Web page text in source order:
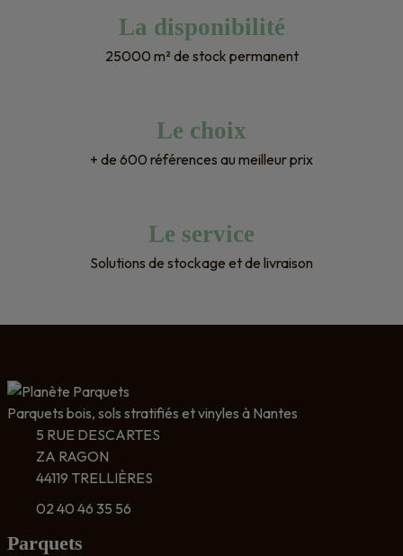
La disponibilité
25000 m² de stock permanent
Le choix
+ de 600 références au meilleur prix
Le service
Solutions de stockage et de livraison
Parquets bois, sols stratifiés et vinyles à Nantes
5 RUE DESCARTES
ZA RAGON
44119 TRELLIÈRES
02 40 46 35 56
Parquets